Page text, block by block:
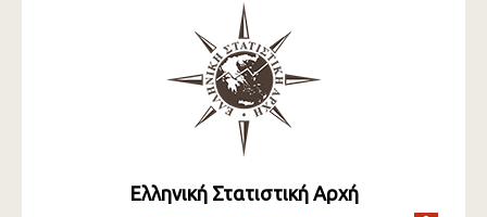
Ελληνική Στατιστική Αρχή